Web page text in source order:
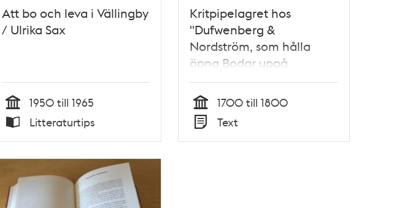
Att bo och leva i Vällingby
/ Ulrika Sax
Tid
1950 till 1965
Typ
Litteraturtips
Kritpipelagret hos
"Dufwenberg &
Nordström, som hålla
öpna Bodar uppå
Södermalms torg" : ett
stadsarkeologiskt fynd /
Jan-Åke Ljung och Per
Nelson
Tid
1700 till 1800
Typ
Text